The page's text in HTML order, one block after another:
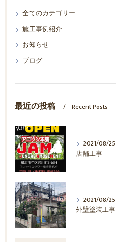
全てのカテゴリー
施工事例紹介
お知らせ
ブログ
最近の投稿 Recent Posts
2021/08/25
店舗工事
2021/08/25
外壁塗装工事